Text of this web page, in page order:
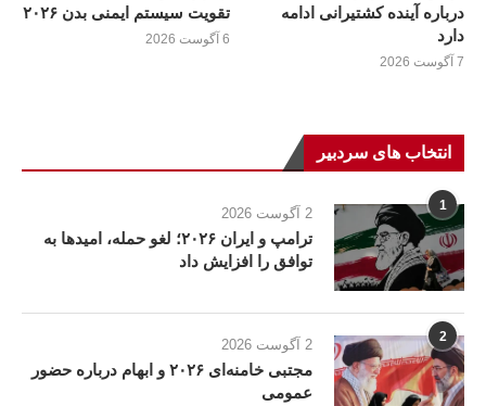
درباره آینده کشتیرانی ادامه
دارد
7 آگوست 2026
تقویت سیستم ایمنی بدن ۲۰۲۶
6 آگوست 2026
انتخاب های سردبیر
1 2 آگوست 2026
ترامپ و ایران ۲۰۲۶؛ لغو حمله، امیدها به
توافق را افزایش داد
2 2 آگوست 2026
مجتبی خامنه‌ای ۲۰۲۶ و ابهام درباره حضور
عمومی